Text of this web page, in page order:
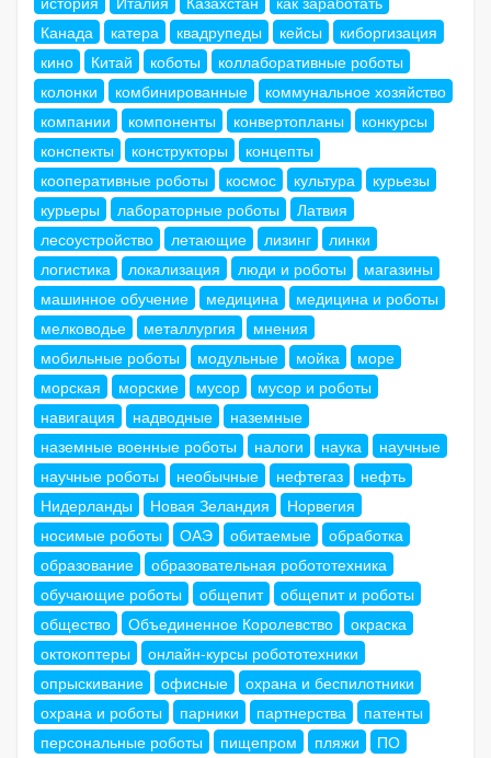
Канада
катера квадрупеды кейсы
киборгизация
кино
Китай коботы
коллаборативные роботы
колонки
комбинированные
коммунальное хозяйство
компании
компоненты конвертопланы
конкурсы
конспекты
конструкторы
концепты
кооперативные роботы
космос культура
курьезы
курьеры
лабораторные роботы
Латвия
лесоустройство
летающие лизинг
линки
логистика
локализация люди и роботы
магазины
машинное обучение
медицина
медицина и роботы
мелководье
металлургия
мнения
мобильные роботы
модульные мойка
море
морская
морские мусор
мусор и роботы
навигация
надводные
наземные
наземные военные роботы
налоги наука
научные
научные роботы
необычные нефтегаз
нефть
Нидерланды
Новая Зеландия
Норвегия
носимые роботы
ОАЭ обитаемые
обработка
образование
образовательная робототехника
обучающие роботы
общепит
общепит и роботы
общество
Объединенное Королевство
окраска
октокоптеры
онлайн-курсы робототехники
опрыскивание
офисные
охрана и беспилотники
охрана и роботы
парники партнерства
патенты
персональные роботы
пищепром пляжи
ПО